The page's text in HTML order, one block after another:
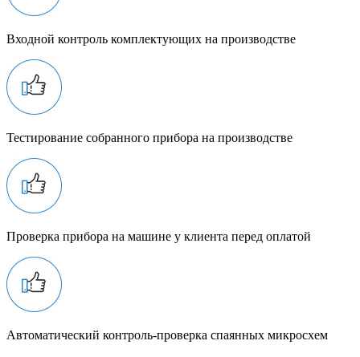
Входной контроль комплектующих на производстве
Тестирование собранного прибора на производстве
Проверка прибора на машине у клиента перед оплатой
Автоматический контроль-проверка спаянных микросхем